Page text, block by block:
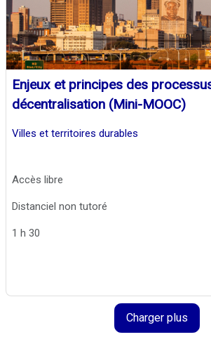
Enjeux et principes des
décentralisation (Mini-MOOC)
Villes et territoires durables
Accès libre
Distanciel non tutoré
1 h 30
Charger plus